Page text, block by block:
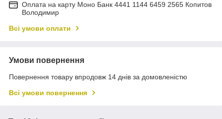
Оплата на карту Моно Банк 4441 1144 6459 2565 Копитов
Володимир
Всі умови оплати
Умови повернення
Повернення товару впродовж 14 днів за домовленістю
Всі умови повернення